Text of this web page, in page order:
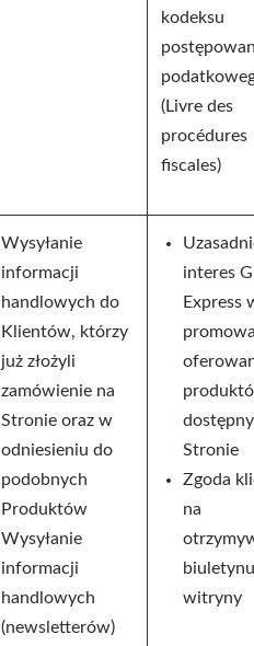
kodeksu
(Livre des
procédures
fiscales)
Wysyłanie
informacji
handlowych do
Klientów, którzy
już złożyli
zamówienie na
Stronie oraz w
odniesieniu do
podobnych
Produktów
Wysyłanie
informacji
handlowych
(newsletterów)
interes
Express
Stronie
Zgoda
na
biuletynu
witryny